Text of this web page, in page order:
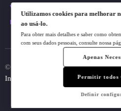
vendas@plugt.com.br
mkt@plugt.com.br
© 2023 Plugt. All rights reserved.Do
Information
Utilizamos cookies para melhorar
ao usá-lo.
Para obter mais detalhes e saber como
com seus dados pessoais, consulte nossa
Apenas
Permitir todos
Definir